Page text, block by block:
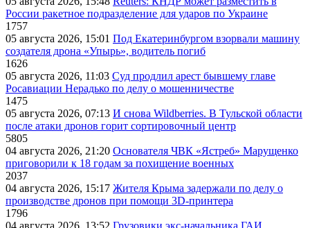
России ракетное подразделение для ударов по Украине
1757
05 августа 2026, 15:01 Под Екатеринбургом взорвали машину
создателя дрона «Упырь», водитель погиб
1626
05 августа 2026, 11:03 Суд продлил арест бывшему главе
Росавиации Нерадько по делу о мошенничестве
1475
05 августа 2026, 07:13 И снова Wildberries. В Тульской области
после атаки дронов горит сортировочный центр
5805
04 августа 2026, 21:20 Основателя ЧВК «Ястреб» Марущенко
приговорили к 18 годам за похищение военных
2037
04 августа 2026, 15:17 Жителя Крыма задержали по делу о
производстве дронов при помощи 3D‑принтера
1796
04 августа 2026, 13:52 Грузовики экс-начальника ГАИ